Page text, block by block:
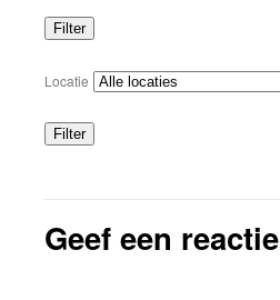
Filter
Categorieën
Locatie
Filter
Locaties
Geef een reactie